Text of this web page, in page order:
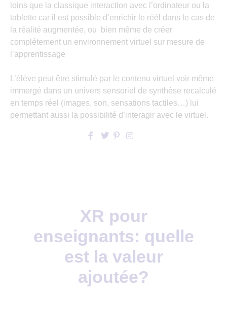
loins que la classique interaction avec l’ordinateur ou la
tablette car il est possible d’enrichir le réél dans le cas de
la réalité augmentée, ou bien même de créer
complétement un environnement virtuel sur mesure de
l’apprentissage
L’élève peut être stimulé par le contenu virtuel voir même
immergé dans un univers sensoriel de synthèse recalculé
en temps réel (images, son, sensations tactiles…) lui
permettant aussi la possibilité d’interagir avec le virtuel.
XR pour
enseignants: quelle
est la valeur
ajoutée?